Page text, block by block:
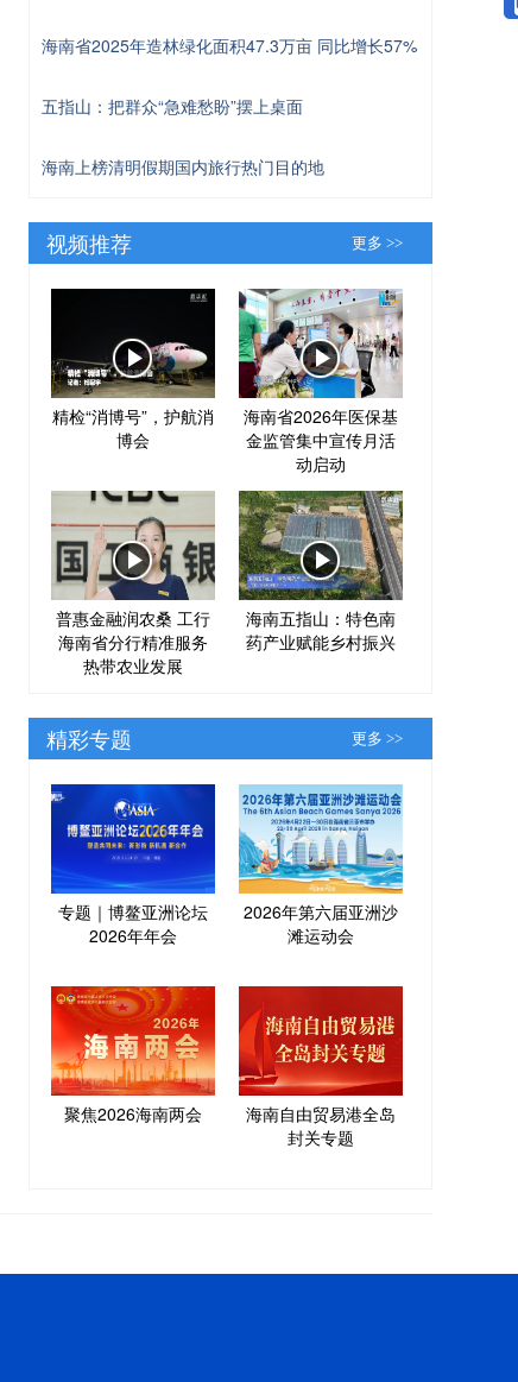
海南省2025年造林绿化面积47.3万亩 同比增长57%
五指山：把群众“急难愁盼”摆上桌面
海南上榜清明假期国内旅行热门目的地
视频推荐 更多 >>
精检“消博号”，护航消
博会
海南省2026年医保基
金监管集中宣传月活
动启动
普惠金融润农桑 工行
海南省分行精准服务
热带农业发展
海南五指山：特色南
药产业赋能乡村振兴
精彩专题 更多 >>
专题｜博鳌亚洲论坛
2026年年会
2026年第六届亚洲沙
滩运动会
聚焦2026海南两会
海南自由贸易港全岛
封关专题